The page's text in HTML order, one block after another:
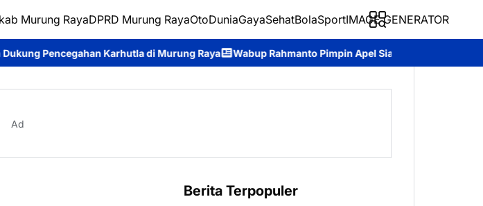
Murung RayaDPRD Murung RayaOtoDuniaGayaSehatBolaSportIMAGE GENERATOR
Karhutla di Murung Raya Wabup Rahmanto Pimpin Apel Siaga Darurat Karhutla, Ajak Seluruh
Ad
Berita Terpopuler